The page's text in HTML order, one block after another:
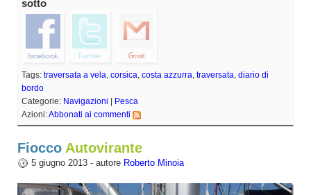
sotto
Tags: traversata a vela, corsica, costa azzurra, traversata, diario di
bordo
Categorie: Navigazioni
Pesca
Azioni:Abbonati ai commenti
Fiocco Autovirante
5 giugno 2013 - autore Roberto Minoia